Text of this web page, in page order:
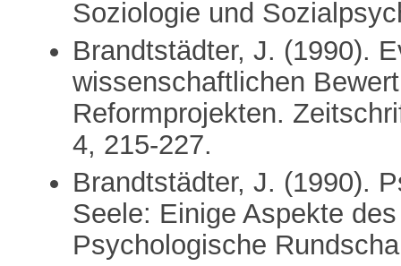
Soziologie und
Brandtstädter, J. (1990).
wissenschaftlichen
Reformprojekten.
4, 215-227.
Brandtstädter, J. (1990).
Seele: Einige Aspekte
Psychologische